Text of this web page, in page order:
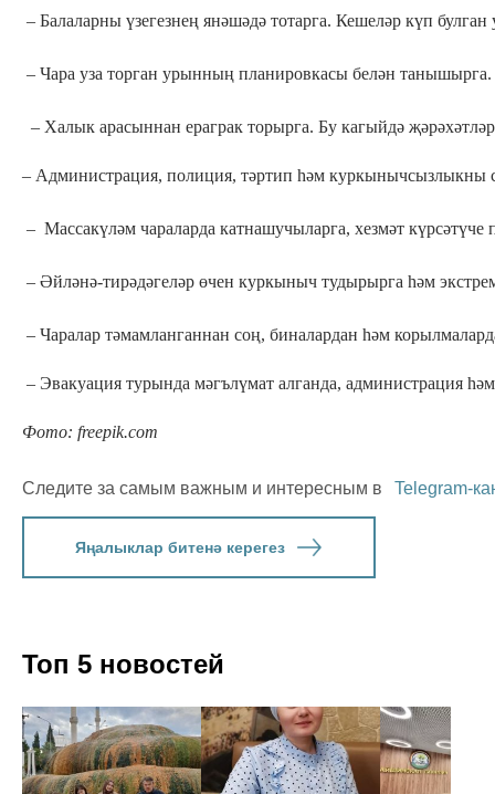
– Балаларны үзегезнең янәшәдә тотарга. Кешеләр күп
– Чара уза торган урынның планировкасы белән
– Халык арасыннан ераграк торырга. Бу кагыйдә
– Администрация, полиция, тәртип һәм куркынычсызлыкны
– Массакүләм чараларда катнашучыларга, хезмәт күрсәтүче
– Әйләнә-тирәдәгеләр өчен куркыныч тудырырга һәм
– Чаралар тәмамланганнан соң, биналардан һәм
– Эвакуация турында мәгълүмат алганда, администрация
Фото: freepik.com
Следите за самым важным и интересным в Telegram-
Яңалыклар битенә керегез
Топ 5 новостей